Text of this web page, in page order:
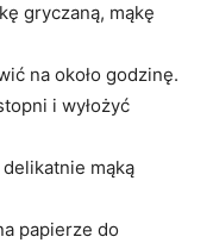
gryczaną, mąkę
na około godzinę.
i wyłożyć
mąką
papierze do